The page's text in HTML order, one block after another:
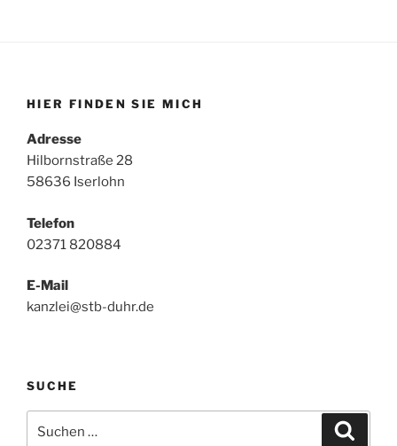
HIER FINDEN SIE MICH
Adresse
Hilbornstraße 28
58636 Iserlohn
Telefon
02371 820884
E-Mail
kanzlei@stb-duhr.de
SUCHE
nach: